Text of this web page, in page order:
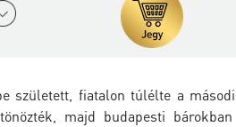
született, fiatalon túlélte a
majd budapesti